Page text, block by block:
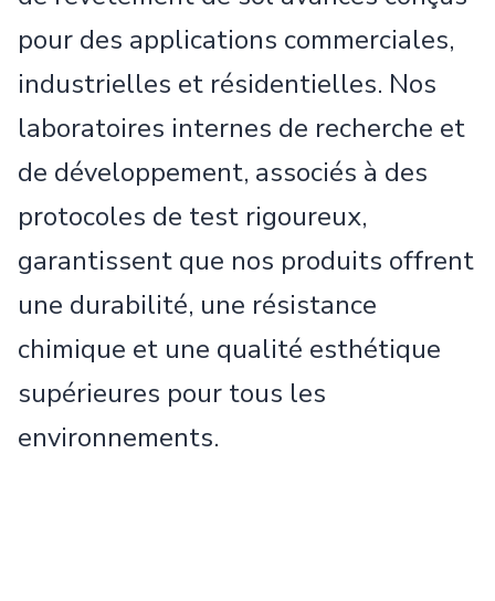
pour des applications commerciales,
industrielles et résidentielles. Nos
laboratoires internes de recherche et
de développement, associés à des
protocoles de test rigoureux,
garantissent que nos produits offrent
une durabilité, une résistance
chimique et une qualité esthétique
supérieures pour tous les
environnements.